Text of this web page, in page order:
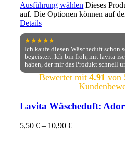
Ausführung wählen Dieses
auf. Die Optionen können auf
Details
★★★★★
Ich kaufe diesen Wäscheduft schon
begeistert. Ich bin froh, mit lavita-
haben, der mir das Produkt schnell
Bewertet mit 4.91 von
Lavita Wäscheduft:
5,50€ – 10,90€